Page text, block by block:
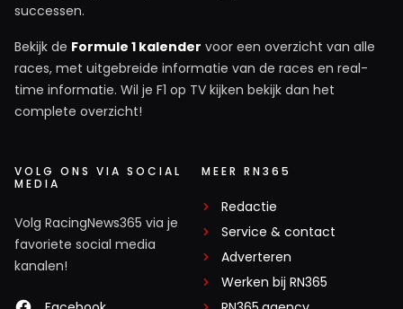
successen.
Bekijk de Formule 1 kalender voor een overzicht van alle
races, met uitgebreide informatie van de races en real-
time informatie. Wil je F1 op TV kijken bekijk dan het
complete overzicht!
VOLG ONS VIA SOCIAL
MEDIA
Volg RacingNews365 via je
favoriete social media
kanalen!
MEER RN365
Redactie
Service & contact
Adverteren
Werken bij RN365